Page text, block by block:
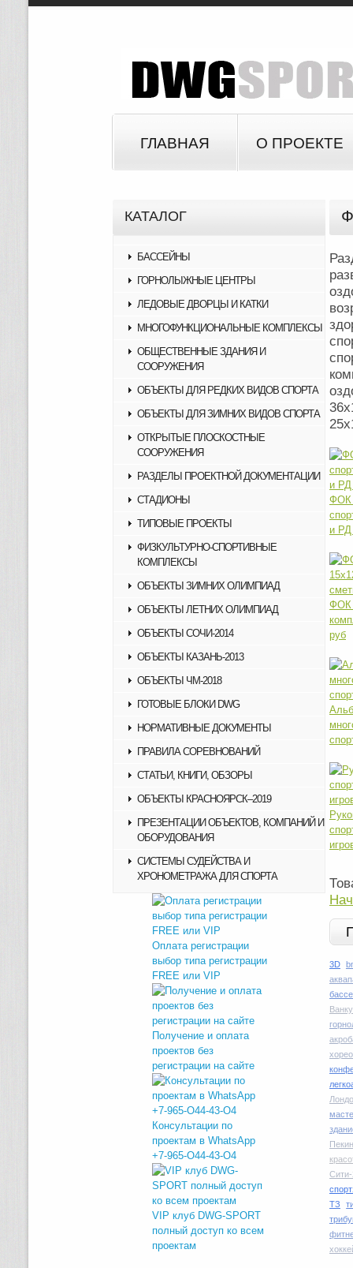
ГЛАВНАЯ О ПРОЕКТЕ
КАТАЛОГ
БАССЕЙНЫ
ГОРНОЛЫЖНЫЕ ЦЕНТРЫ
ЛЕДОВЫЕ ДВОРЦЫ И КАТКИ
МНОГОФУНКЦИОНАЛЬНЫЕ КОМПЛЕКСЫ
ОБЩЕСТВЕННЫЕ ЗДАНИЯ И
СООРУЖЕНИЯ
ОБЪЕКТЫ ДЛЯ РЕДКИХ ВИДОВ СПОРТА
ОБЪЕКТЫ ДЛЯ ЗИМНИХ ВИДОВ СПОРТА
ОТКРЫТЫЕ ПЛОСКОСТНЫЕ
СООРУЖЕНИЯ
РАЗДЕЛЫ ПРОЕКТНОЙ ДОКУМЕНТАЦИИ
СТАДИОНЫ
ТИПОВЫЕ ПРОЕКТЫ
ФИЗКУЛЬТУРНО-СПОРТИВНЫЕ
КОМПЛЕКСЫ
ОБЪЕКТЫ ЗИМНИХ ОЛИМПИАД
ОБЪЕКТЫ ЛЕТНИХ ОЛИМПИАД
ОБЪЕКТЫ СОЧИ-2014
ОБЪЕКТЫ КАЗАНЬ-2013
ОБЪЕКТЫ ЧМ-2018
ГОТОВЫЕ БЛОКИ DWG
НОРМАТИВНЫЕ ДОКУМЕНТЫ
ПРАВИЛА СОРЕВНОВАНИЙ
СТАТЬИ, КНИГИ, ОБЗОРЫ
ОБЪЕКТЫ КРАСНОЯРСК–2019
ПРЕЗЕНТАЦИИ ОБЪЕКТОВ, КОМПАНИЙ И
ОБОРУДОВАНИЯ
СИСТЕМЫ СУДЕЙСТВА И
ХРОНОМЕТРАЖА ДЛЯ СПОРТА
Оплата регистрации
выбор типа регистрации
FREE или VIP
Получение и оплата
проектов без
регистрации на сайте
Консультации по
проектам в WhatsApp
+7-965-O44-43-O4
VIP клуб DWG-SPORT
полный доступ ко всем
проектам
и РД
ФОК
руб
3D
ТЗ